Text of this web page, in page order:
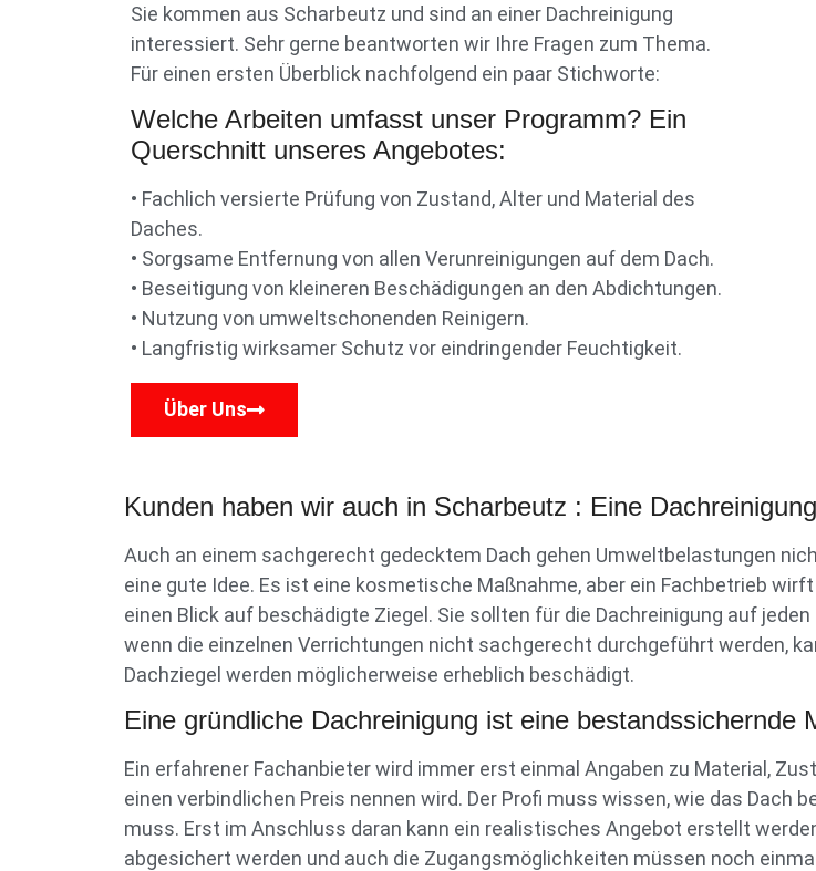
Sie kommen aus Scharbeutz und sind an einer Dachreinigung
interessiert. Sehr gerne beantworten wir Ihre Fragen zum Thema.
Für einen ersten Überblick nachfolgend ein paar Stichworte:
Welche Arbeiten umfasst unser Programm? Ein
Querschnitt unseres Angebotes:
• Fachlich versierte Prüfung von Zustand, Alter und Material des
Daches.
• Sorgsame Entfernung von allen Verunreinigungen auf dem Dach.
• Beseitigung von kleineren Beschädigungen an den Abdichtungen.
• Nutzung von umweltschonenden Reinigern.
• Langfristig wirksamer Schutz vor eindringender Feuchtigkeit.
Über Uns
Kunden haben wir auch in Scharbeutz : Eine
Auch an einem sachgerecht gedecktem Dach gehen Umweltbelastungen
eine gute Idee. Es ist eine kosmetische Maßnahme, aber ein Fachbetrieb
einen Blick auf beschädigte Ziegel. Sie sollten für die Dachreinigung auf
wenn die einzelnen Verrichtungen nicht sachgerecht durchgeführt werden,
Dachziegel werden möglicherweise erheblich beschädigt.
Eine gründliche Dachreinigung ist eine bestandssichernde
Ein erfahrener Fachanbieter wird immer erst einmal Angaben zu Material,
einen verbindlichen Preis nennen wird. Der Profi muss wissen, wie das
muss. Erst im Anschluss daran kann ein realistisches Angebot erstellt
abgesichert werden und auch die Zugangsmöglichkeiten müssen noch